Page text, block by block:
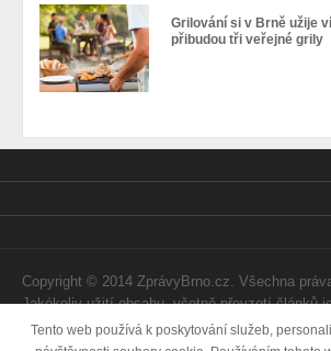
Grilování si v Brně užije
přibudou tři veřejné grily
Copyright © 2014 ZprávyBrno.cz. Všechna
Jakékoliv užití obsahu, včetně převzetí článků
Webtom Enterprises s.r.o. zapovězeno.
Tento web používá k poskytování služeb,